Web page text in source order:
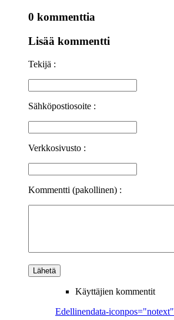
0 kommenttia
Lisää kommentti
Tekijä :
Sähköpostiosoite :
Verkkosivusto :
Kommentti (pakollinen) :
Käyttäjien kommentit
Edellinendata-iconpos="notext"